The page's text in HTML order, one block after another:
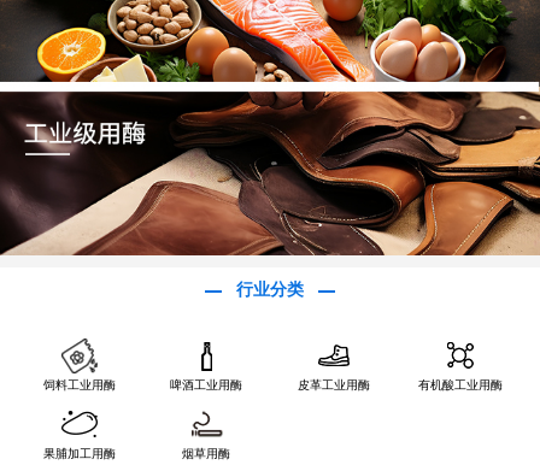
行业分类
饲料工业用酶 啤酒工业用酶 皮革工业用酶 有机酸工业用酶
果脯加工用酶 烟草用酶